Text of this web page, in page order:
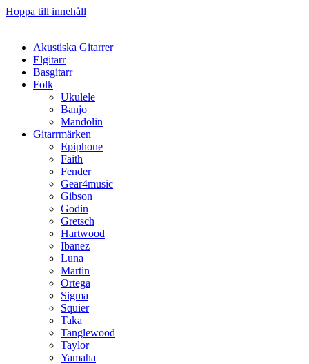
Hoppa till innehåll
Akustiska Gitarrer
Elgitarr
Basgitarr
Folk
Ukulele
Banjo
Mandolin
Gitarrmärken
Epiphone
Faith
Fender
Gear4music
Gibson
Godin
Gretsch
Hartwood
Ibanez
Luna
Martin
Ortega
Sigma
Squier
Taka
Tanglewood
Taylor
Yamaha